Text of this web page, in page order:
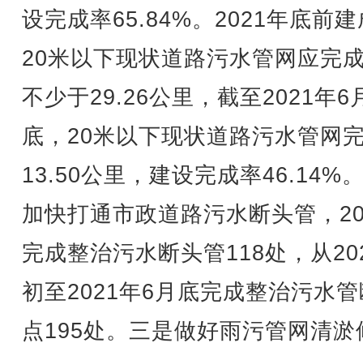
设完成率65.84%。2021年底前建
20米以下现状道路污水管网应完
不少于29.26公里，截至2021年6
底，20米以下现状道路污水管网
13.50公里，建设完成率46.14%
加快打通市政道路污水断头管，
完成整治污水断头管118处，从
初至2021年6月底完成整治污水
点195处。三是做好雨污管网清淤